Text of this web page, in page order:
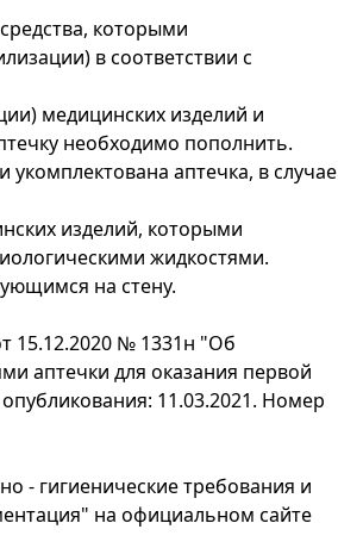
которыми
в соответствии с
медицинских изделий и
необходимо пополнить.
аптечка, в случае
изделий, которыми
жидкостями.
на стену.
15.12.2020 № 1331н "Об
аптечки для оказания первой
11.03.2021. Номер
- гигиенические требования и
на официальном сайте